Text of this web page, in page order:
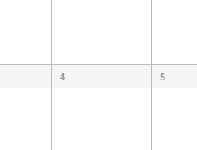
4 5